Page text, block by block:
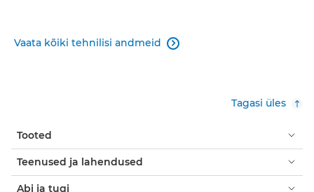
Vaata kõiki tehnilisi andmeid 
Tagasi üles
Tooted
Teenused ja lahendused
Abi ja tugi